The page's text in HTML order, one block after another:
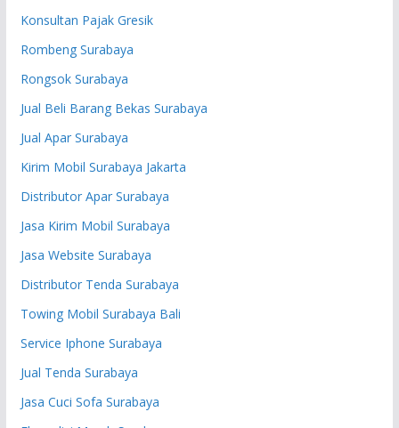
Konsultan Pajak Gresik
Rombeng Surabaya
Rongsok Surabaya
Jual Beli Barang Bekas Surabaya
Jual Apar Surabaya
Kirim Mobil Surabaya Jakarta
Distributor Apar Surabaya
Jasa Kirim Mobil Surabaya
Jasa Website Surabaya
Distributor Tenda Surabaya
Towing Mobil Surabaya Bali
Service Iphone Surabaya
Jual Tenda Surabaya
Jasa Cuci Sofa Surabaya